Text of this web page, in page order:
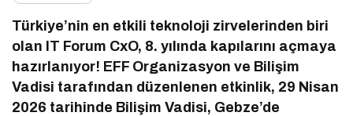
Türkiye’nin en etkili teknoloji zirvelerinden biri
olan IT Forum CxO, 8. yılında kapılarını açmaya
hazırlanıyor! EFF Organizasyon ve Bilişim
Vadisi tarafından düzenlenen etkinlik, 29 Nisan
2026 tarihinde Bilişim Vadisi, Gebze’de